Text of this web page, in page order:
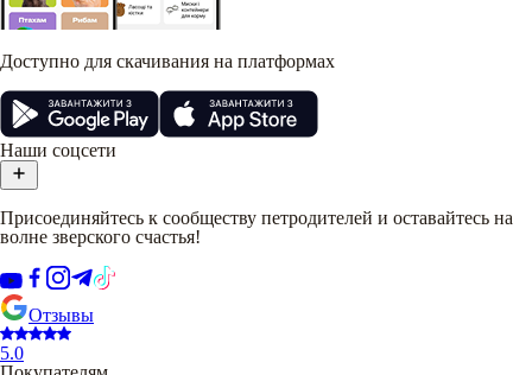
Доступно для скачивания на платформах
Наши соцсети
Присоединяйтесь к сообществу петродителей и оставайтесь на
волне зверского счастья!
Отзывы
5.0